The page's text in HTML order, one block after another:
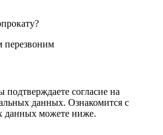
перезвоним
подтверждаете согласие на
данных. Ознакомится с
данных можете ниже.